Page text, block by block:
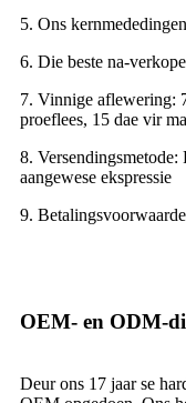
5. Ons
6. Die beste na-
7. Vinnige aflewering:
proeflees, 15 dae vir
8. Versendingsmetode:
aangewese ekspressie
9.
OEM- en ODM-
Deur ons 17 jaar se